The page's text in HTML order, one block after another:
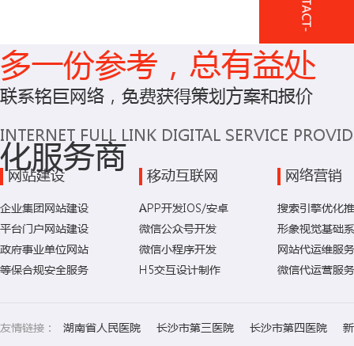
多一份参考，总有益处
联系铭巨网络，免费获得策划方案和报价
化服务商
INTERNET FULL LINK DIGITAL SERVICE
网站建设
企业集团网站建设
平台门户网站建设
政府事业单位网站
等保合规安全服务
移动互联网
APP开发IOS/安卓
微信公众号开发
微信小程序开发
H5交互设计制作
网络营销
搜索引擎优化
形象视觉基础
网站代运维服务
微信代运营服务
友情链接： 湖南省人民医院 长沙市第三医院 长沙市第四医院